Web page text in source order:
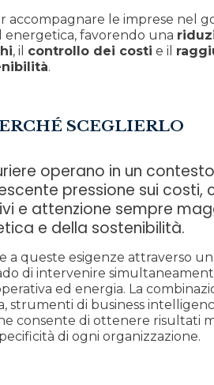
accompagnare le imprese nel
energetica, favorendo una
, il controllo dei costi e il
.
SCEGLIERLO
operano in un contesto
pressione sui costi,
e attenzione sempre
e della sostenibilità.
a queste esigenze attraverso
di intervenire
ed energia. La
strumenti di business
consente di ottenere risultati
di ogni organizzazione.